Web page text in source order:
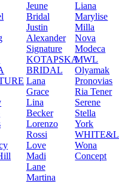
Jeune
Bridal
Justin
Alexander
Signature
KOTAPSKA
BRIDAL
Lana
Grace
Lina
Becker
Lorenzo
Rossi
Love
Madi
Lane
Martina
Liana
Marylise
Milla
Nova
Modeca
MWL
Olyamak
Pronovias
Ria Tener
Serene
Stella
York
Wona
Concept